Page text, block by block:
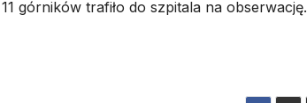
górników trafiło do szpitala na obserwację.